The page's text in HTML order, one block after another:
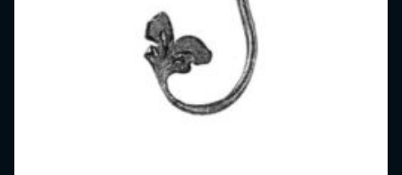
Schlos
serei,